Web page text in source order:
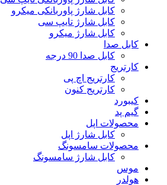
کابل شارژ پاوربانکی میکرو
کابل شارژ تایپ سی
کابل شارژ میکرو
کابل صدا
کابل صدا 90 درجه
کارتریج
کارتریج اچ پی
کارتریج کنون
کیبورد
گیم پد
محصولات اپل
کابل شارژ اپل
محصولات سامسونگ
کابل شارژ سامسونگ
موس
هولدر